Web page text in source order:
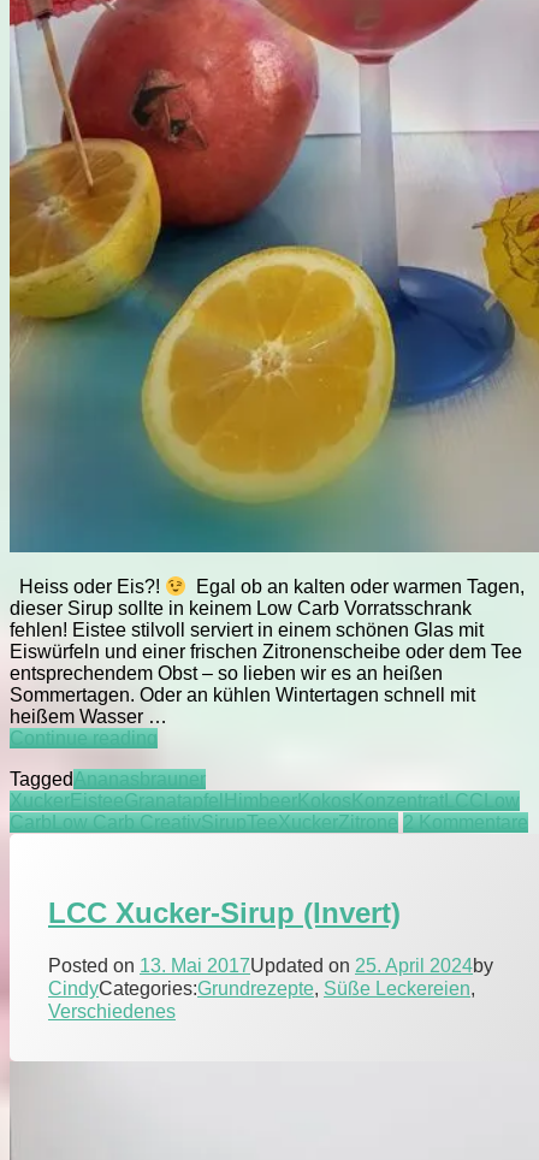
Heiss oder Eis?!
Egal ob an kalten oder warmen Tagen,
dieser Sirup sollte in keinem Low Carb Vorratsschrank
fehlen! Eistee stilvoll serviert in einem schönen Glas mit
Eiswürfeln und einer frischen Zitronenscheibe oder dem Tee
entsprechendem Obst – so lieben wir es an heißen
Sommertagen. Oder an kühlen Wintertagen schnell mit
heißem Wasser …
Continue readingLCC
Konzentrat
/
Sirup
TaggedAnanasbrauner
XuckerEisteeGranatapfelHimbeerKokosKonzentratLCCLow
CarbLow Carb CreativSirupTeeXuckerZitrone 2 Kommentare
LCC Xucker-Sirup (Invert)
Posted on 13. Mai 2017Updated on 25. April 2024by
CindyCategories:Grundrezepte, Süße Leckereien,
Verschiedenes